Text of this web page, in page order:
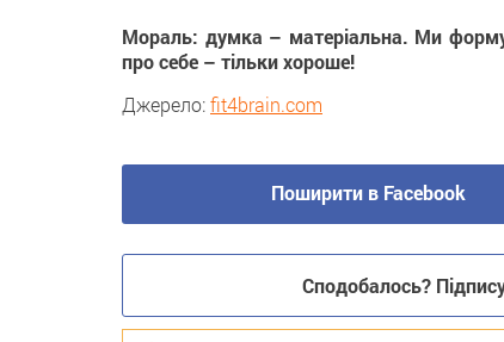
Мораль: думка – матеріальна. Ми
про себе – тільки хороше!
Джерело:fit4brain.com
Поширити в Facebook
Сподобалось?